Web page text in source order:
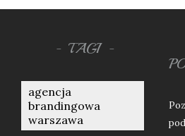
TAGI
agencja
brandingowa
warszawa